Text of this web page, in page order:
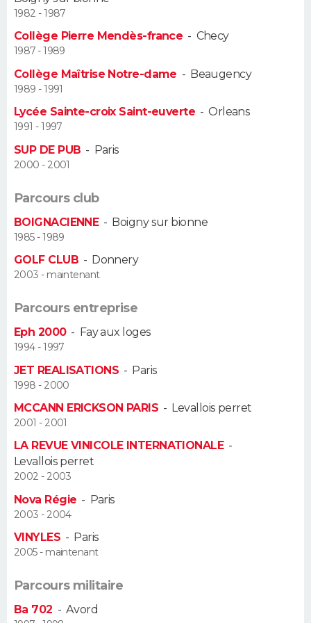
VOYAGE
BONS PLANS
CARTE DE VOEUX
DICTIONNAIRE
Dictionnaire
Biographies
Citations
Expressions
Proverbes
PROGRAMME TV
COPAINS D'AVANT
Bricolage
Lifestyle
Culture
Sport
Auto
Television
Voyage
Cinema
1982 - 1987
Collège Pierre Mendès-france - Checy
1987 - 1989
Collège Maîtrise Notre-dame - Beaugency
1989 - 1991
Lycée Sainte-croix Saint-euverte -Orleans
1991 - 1997
SUP DE PUB - Paris
2000 - 2001
Parcours club
BOIGNACIENNE- Boigny sur bionne
1985 - 1989
GOLF CLUB- Donnery
2003 - maintenant
Parcours entreprise
Eph 2000- Fay aux loges
1994 - 1997
JET REALISATIONS - Paris
1998 - 2000
MCCANN ERICKSON PARIS - Levallois perret
2001 - 2001
LA REVUE VINICOLE INTERNATIONALE-
Levallois perret
2002 - 2003
Nova Régie - Paris
2003 - 2004
VINYLES - Paris
2005 - maintenant
Parcours militaire
Ba 702 - Avord